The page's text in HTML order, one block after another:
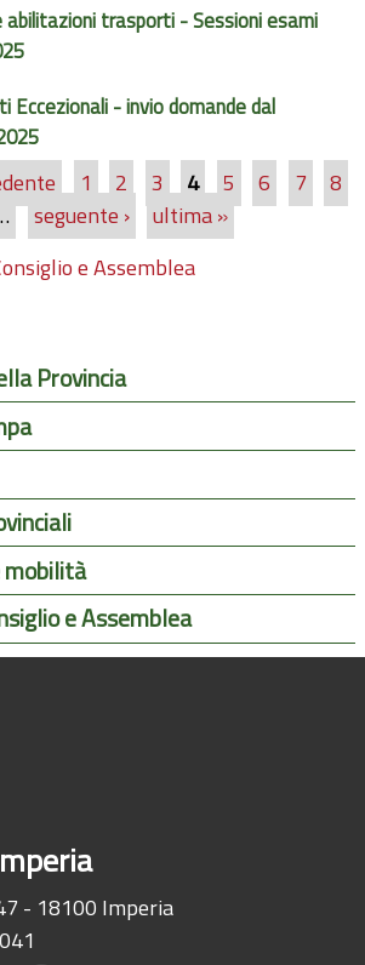
abilitazioni trasporti - Sessioni esami
Eccezionali - invio domande dal
1 2 3 4 5 6 7
8
seguente ›
ultima »
e Assemblea
Provincia
mobilità
e Assemblea
- 18100 Imperia